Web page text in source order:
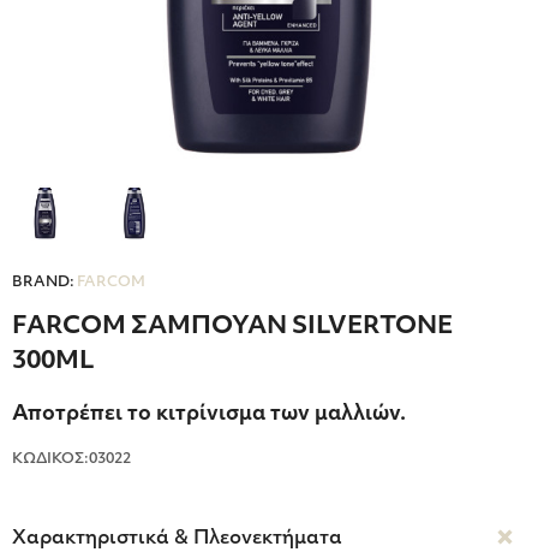
BRAND: FARCOM
FARCOM ΣΑΜΠΟΥΑΝ SILVERTONE
300ML
Αποτρέπει το κιτρίνισμα των μαλλιών.
ΚΩΔΙΚΟΣ:03022
Χαρακτηριστικά & Πλεονεκτήματα